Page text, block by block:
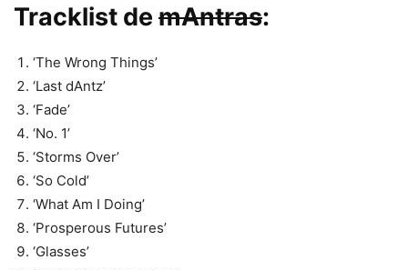
Tracklist de mAntras:
‘The Wrong Things’
‘Last dAntz’
‘Fade’
‘No. 1’
‘Storms Over’
‘So Cold’
‘What Am I Doing’
‘Prosperous Futures’
‘Glasses’